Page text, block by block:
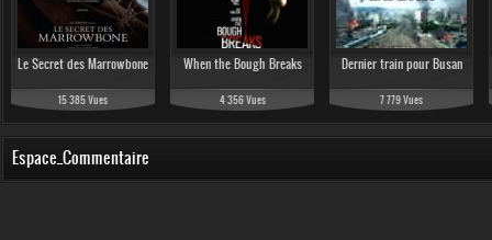
Le Secret des Marrowbone
15 385 Vues
When the Bough Breaks
4 356 Vues
Dernier train pour Busan
7 779 Vues
Espace_Commentaire